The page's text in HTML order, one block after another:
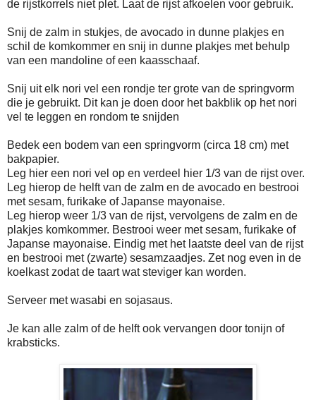
de rijstkorrels niet plet. Laat de rijst afkoelen voor gebruik.
Snij de zalm in stukjes, de avocado in dunne plakjes en
schil de komkommer en snij in dunne plakjes met behulp
van een mandoline of een kaasschaaf.
Snij uit elk nori vel een rondje ter grote van de springvorm
die je gebruikt. Dit kan je doen door het bakblik op het nori
vel te leggen en rondom te snijden
Bedek een bodem van een springvorm (circa 18 cm) met
bakpapier.
Leg hier een nori vel op en verdeel hier 1/3 van de rijst over.
Leg hierop de helft van de zalm en de avocado en bestrooi
met sesam, furikake of Japanse mayonaise.
Leg hierop weer 1/3 van de rijst, vervolgens de zalm en de
plakjes komkommer. Bestrooi weer met sesam, furikake of
Japanse mayonaise. Eindig met het laatste deel van de rijst
en bestrooi met (zwarte) sesamzaadjes. Zet nog even in de
koelkast zodat de taart wat steviger kan worden.
Serveer met wasabi en sojasaus.
Je kan alle zalm of de helft ook vervangen door tonijn of
krabsticks.